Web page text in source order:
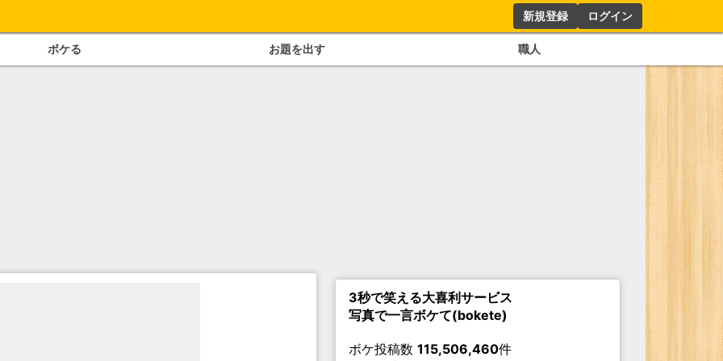
新規登録 ログイン
ボケる お題を出す 職人
3秒で笑える大喜利サービス
写真で一言ボケて(bokete)
ボケ投稿数 115,506,460件